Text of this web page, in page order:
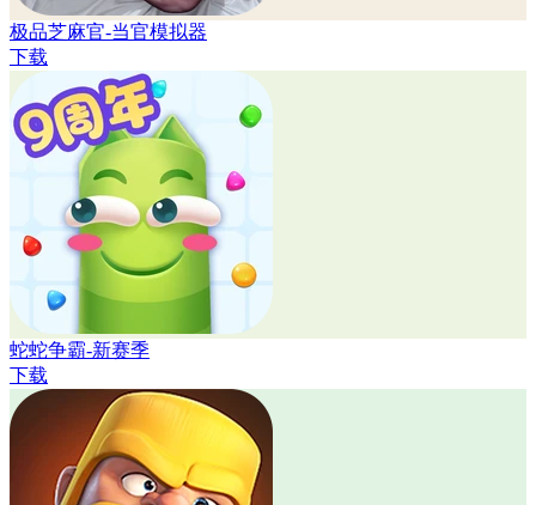
极品芝麻官-当官模拟器
下载
蛇蛇争霸-新赛季
下载